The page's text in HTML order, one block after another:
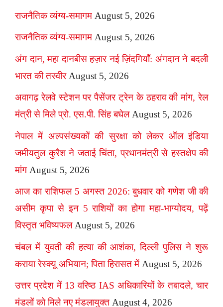
राजनैतिक व्यंग्य-समागम August 5, 2026
राजनैतिक व्यंग्य-समागम August 5, 2026
अंग दान, महा दानबीस हज़ार नई ज़िंदगियाँ: अंगदान ने बदली
भारत की तस्वीर August 5, 2026
अवागढ़ रेलवे स्टेशन पर पैसेंजर ट्रेन के ठहराव की मांग, रेल
मंत्री से मिले प्रो. एस.पी. सिंह बघेल August 5, 2026
नेपाल में अल्पसंख्यकों की सुरक्षा को लेकर ऑल इंडिया
जमीयतुल कुरैश ने जताई चिंता, प्रधानमंत्री से हस्तक्षेप की
मांग August 5, 2026
आज का राशिफल 5 अगस्त 2026: बुधवार को गणेश जी की
असीम कृपा से इन 5 राशियों का होगा महा-भाग्योदय, पढ़ें
विस्तृत भविष्यफल August 5, 2026
चंबल में युवती की हत्या की आशंका, दिल्ली पुलिस ने शुरू
कराया रेस्क्यू अभियान; पिता हिरासत में August 5, 2026
उत्तर प्रदेश में 13 वरिष्ठ IAS अधिकारियों के तबादले, चार
मंडलों को मिले नए मंडलायुक्त August 4, 2026